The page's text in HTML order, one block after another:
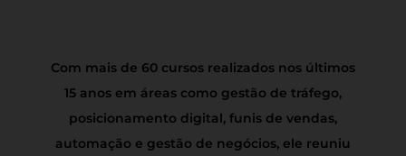
Com mais de 60 cursos realizados nos últimos
15 anos em áreas como gestão de tráfego,
posicionamento digital, funis de vendas,
automação e gestão de negócios, ele reuniu